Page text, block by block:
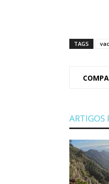
TAGS
ARTIGOS